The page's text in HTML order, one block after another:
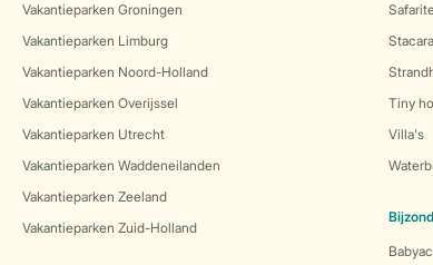
Vakantieparken Groningen
Vakantieparken Limburg
Vakantieparken Noord-Holland
Vakantieparken Overijssel
Vakantieparken Utrecht
Vakantieparken Waddeneilanden
Vakantieparken Zeeland
Vakantieparken Zuid-Holland
Tiny
Villa's